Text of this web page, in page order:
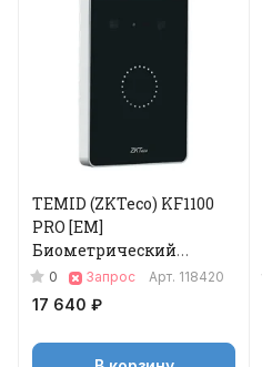
TEMID (ZKTeco) KF1100
PRO [EM]
Биометрический
терминал
0 Запрос Арт. 118420
17 640 ₽